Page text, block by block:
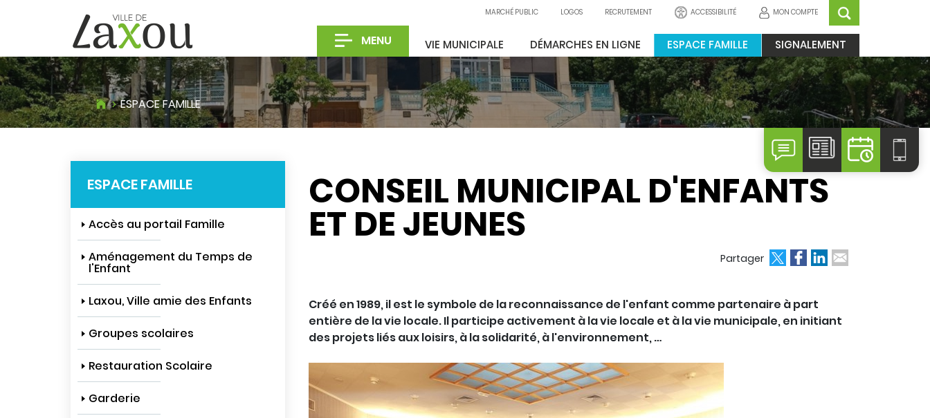
MARCHÉ PUBLIC LOGOS RECRUTEMENT ACCESSIBILITÉ MON COMPTE
MENU VIE MUNICIPALE DÉMARCHES EN LIGNE ESPACE FAMILLE SIGNALEMENT
ESPACE FAMILLE
CONSEIL MUNICIPAL D'ENFANTS
ET DE JEUNES
Partager
Créé en 1989, il est le symbole de la reconnaissance de l'enfant comme partenaire à part
entière de la vie locale. Il participe activement à la vie locale et à la vie municipale, en initiant
des projets liés aux loisirs, à la solidarité, à l'environnement, …
ESPACE FAMILLE
Accès au portail Famille
Aménagement du Temps de
l'Enfant
Laxou, Ville amie des Enfants
Groupes scolaires
Restauration Scolaire
Garderie